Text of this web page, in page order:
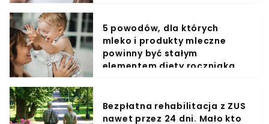
5 powodów, dla których
mleko i produkty mleczne
powinny być stałym
elementem diety roczniaka
Bezpłatna rehabilitacja z ZUS
nawet przez 24 dni. Mało kto